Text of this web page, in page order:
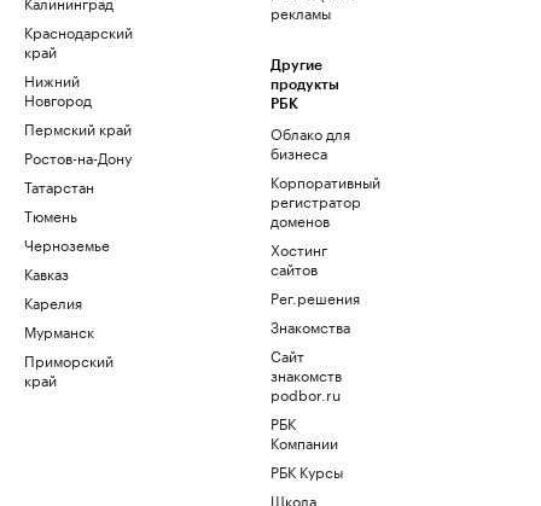
Краснодарский
край
Нижний
Новгород
Пермский край
Ростов-на-Дону
Татарстан
Тюмень
Черноземье
Кавказ
Карелия
Мурманск
Приморский
край
рекламы
Другие
продукты
РБК
Облако для
бизнеса
Корпоративный
регистратор
доменов
Хостинг
сайтов
Рег.решения
Знакомства
Сайт
знакомств
podbor.ru
РБК
Компании
РБК Курсы
Школа